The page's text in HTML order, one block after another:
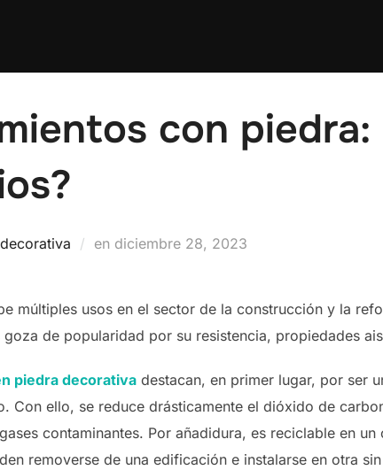
con piedra:
en Publicado
diciembre 28, 2023
múltiples usos en el sector de la construcción y la
de popularidad por su resistencia, propiedades
piedra decorativa destacan, en primer lugar, por ser
Con ello, se reduce drásticamente el dióxido de
contaminantes. Por añadidura, es reciclable en
removerse de una edificación e instalarse en otra